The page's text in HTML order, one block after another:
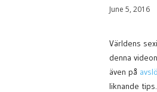
June 5, 2016
Världens
denna
även på
liknande tips.